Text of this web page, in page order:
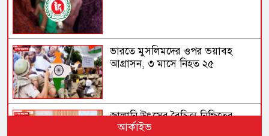
ভারতে মুসলিমদের ওপর ভয়াবহ
আগ্রাসন, ৩ মাসে নিহত ২৫
জ্বালানি উৎসের বৈচিত্র্য নিশ্চিতের
তাগিদ প্রধানমন্ত্রীর
আর্কাইভ